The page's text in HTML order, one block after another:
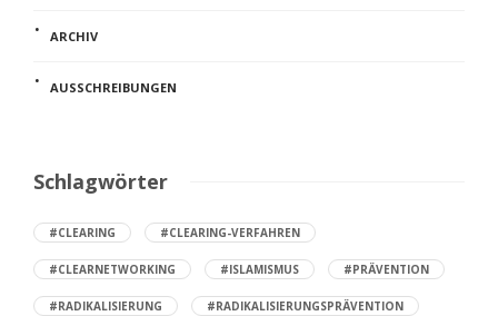
ARCHIV
AUSSCHREIBUNGEN
Schlagwörter
#CLEARING #CLEARING-VERFAHREN
#CLEARNETWORKING #ISLAMISMUS #PRÄVENTION
#RADIKALISIERUNG #RADIKALISIERUNGSPRÄVENTION